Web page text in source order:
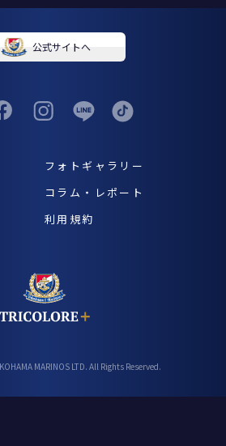
公式サイトへ
フォトギャラリー
コラム・レポート
利用規約
MARINOS LTD. All Rights Reserved.